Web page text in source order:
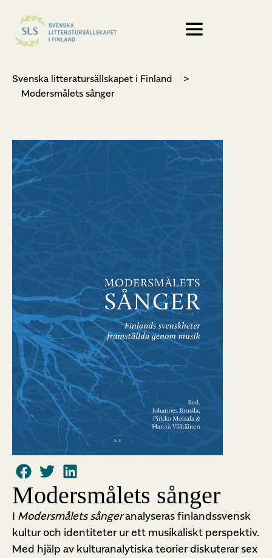
Svenska litteratursällskapet i Finland
>
Modersmålets sånger
Modersmålets sånger
I Modersmålets sångeranalyseras finlandssvensk
kultur och identiteter ur ett musikaliskt perspektiv.
Med hjälp av kulturanalytiska teorier diskuterar sex